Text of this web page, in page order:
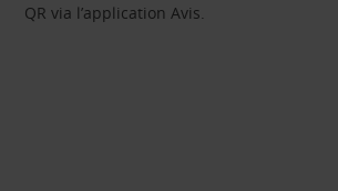
QR via l’application Avis.